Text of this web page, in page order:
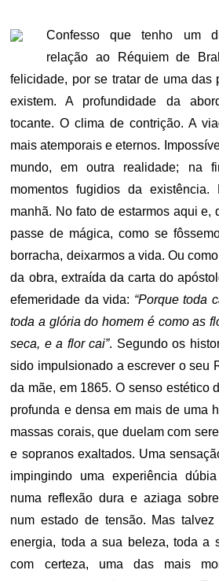
Confesso que tenho um
relação ao Réquiem de
felicidade, por se tratar de uma das
existem. A profundidade da
tocante. O clima de contrição. A
mais atemporais e eternos.
mundo, em outra realidade; na
momentos fugidios da
manhã. No fato de estarmos aqui e,
passe de mágica, como se
borracha, deixarmos a vida. Ou
da obra, extraída da carta do
efemeridade da vida: “Porque toda
toda a glória do homem é como as
seca, e a flor cai”. Segundo os
sido impulsionado a escrever o seu
da mãe, em 1865. O senso estético
profunda e densa em mais de uma
massas corais, que duelam com
e sopranos exaltados. Uma
impingindo uma experiência
numa reflexão dura e aziaga
num estado de tensão. Mas
energia, toda a sua beleza, toda a
com certeza, uma das mais